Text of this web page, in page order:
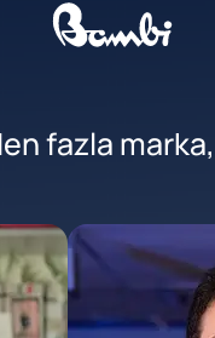
fazla marka,